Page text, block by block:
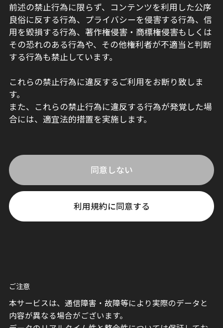
前述の禁止行為に限らず、コンテンツを利用した公序
良俗に反する行為、プライバシーを侵害する行為、信
用を毀損する行為、著作権侵害・商標権侵害もしくは
その恐れのある行為や、その他権利者が不適当と判断
する行為も禁止しています。
これらの禁止行為に違反するご利用をお断り致しま
す。
また、これらの禁止行為に違反する行為が発覚した場
合には、適宜法的措置を実施します。
同意しない
利用規約に同意する
ご注意
本サービスは、通信障害・故障等により実際のデータと
内容が異なる場合がございます。